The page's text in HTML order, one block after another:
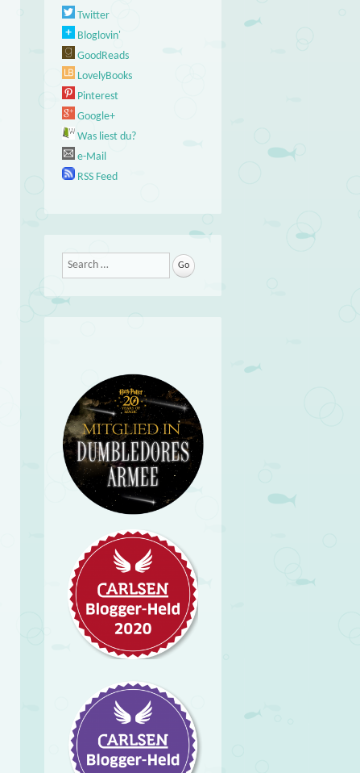
Twitter
Bloglovin'
GoodReads
LovelyBooks
Pinterest
Google+
Was liest du?
e-Mail
RSS Feed
Search